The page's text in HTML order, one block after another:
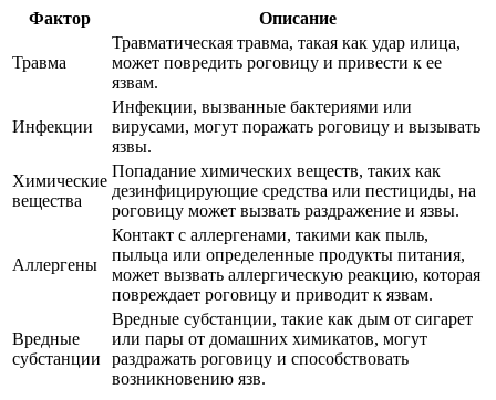
Фактор Описание
Травма
Травматическая травма, такая как удар илица,
может повредить роговицу и привести к ее
язвам.
Инфекции
Инфекции, вызванные бактериями или
вирусами, могут поражать роговицу и вызывать
язвы.
Химические
вещества
Попадание химических веществ, таких как
дезинфицирующие средства или пестициды, на
роговицу может вызвать раздражение и язвы.
Аллергены
Контакт с аллергенами, такими как пыль,
пыльца или определенные продукты питания,
может вызвать аллергическую реакцию, которая
повреждает роговицу и приводит к язвам.
Вредные
субстанции
Вредные субстанции, такие как дым от сигарет
или пары от домашних химикатов, могут
раздражать роговицу и способствовать
возникновению язв.